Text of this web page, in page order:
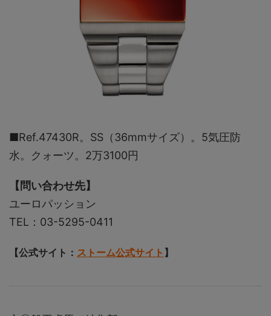
■Ref.47430R。SS（36mmサイズ）。5気圧防
水。クォーツ。2万3100円
【問い合わせ先】
ユーロパッション
TEL：03-5295-0411
【公式サイト： ストーム公式サイト 】